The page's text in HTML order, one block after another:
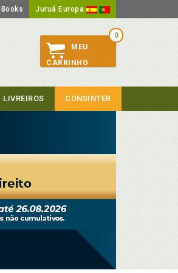
Juruá Europa
0
MEU
CARRINHO
LIVREIROS CONSINTER